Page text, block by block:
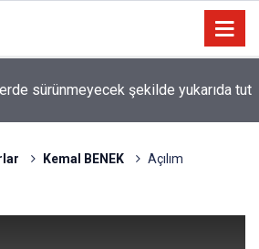
sürünmeyecek şekilde yukarıda tut
Kemal BENEK
Açılım